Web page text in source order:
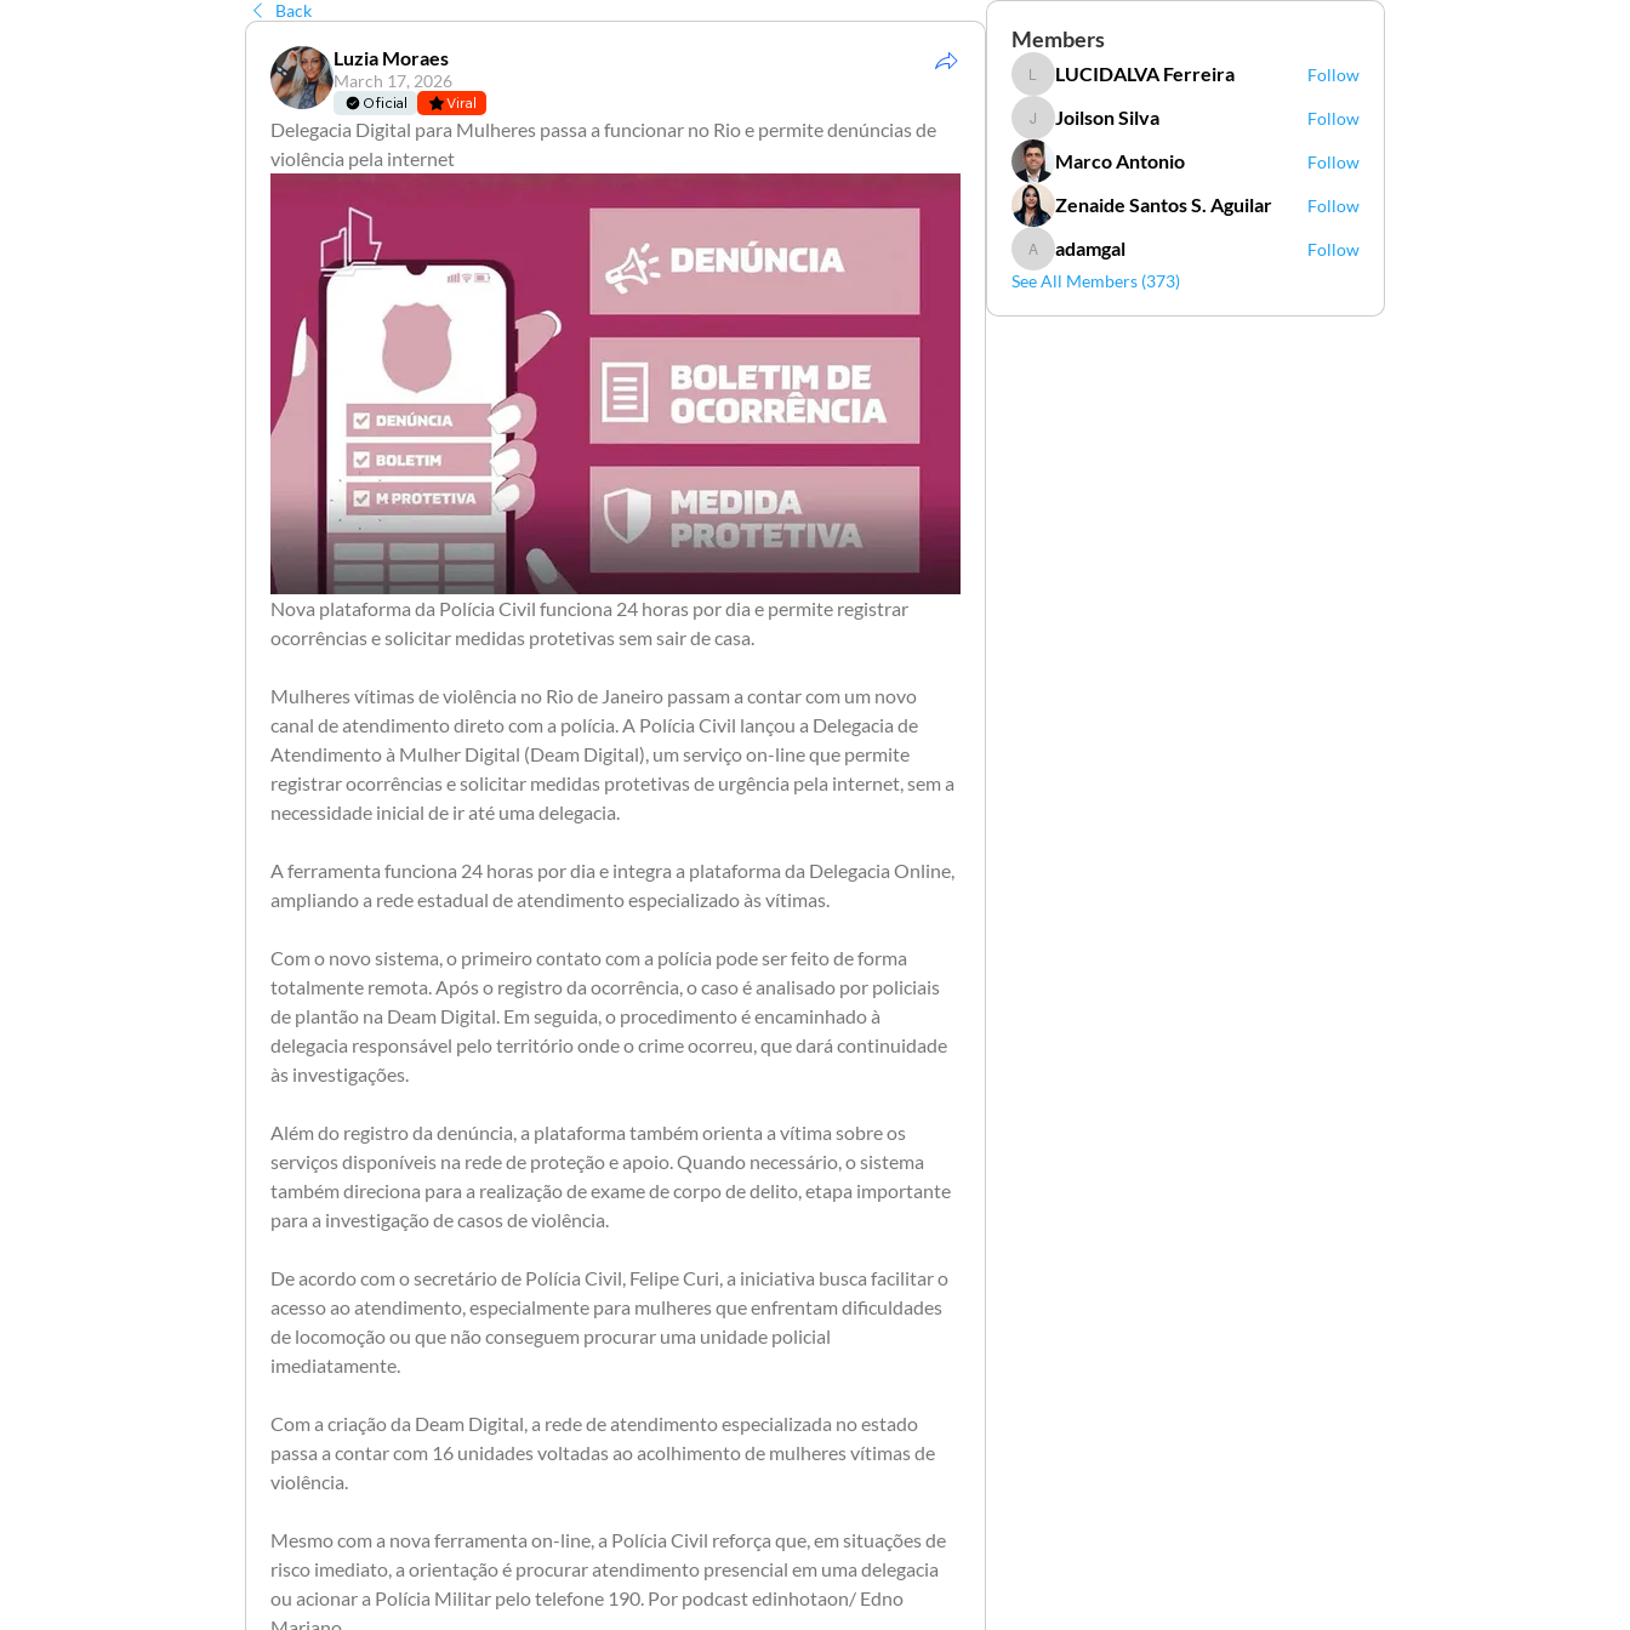
Back
Luzia Moraes
March 17, 2026
Oficial Viral
Delegacia Digital para Mulheres passa a funcionar no Rio e permite denúncias de
violência pela internet
Nova plataforma da Polícia Civil funciona 24 horas por dia e permite registrar
ocorrências e solicitar medidas protetivas sem sair de casa.
Mulheres vítimas de violência no Rio de Janeiro passam a contar com um novo
canal de atendimento direto com a polícia. A Polícia Civil lançou a Delegacia de
Atendimento à Mulher Digital (Deam Digital), um serviço on-line que permite
registrar ocorrências e solicitar medidas protetivas de urgência pela internet, sem a
necessidade inicial de ir até uma delegacia.
A ferramenta funciona 24 horas por dia e integra a plataforma da Delegacia Online,
ampliando a rede estadual de atendimento especializado às vítimas.
Com o novo sistema, o primeiro contato com a polícia pode ser feito de forma
totalmente remota. Após o registro da ocorrência, o caso é analisado por policiais
de plantão na Deam Digital. Em seguida, o procedimento é encaminhado à
delegacia responsável pelo território onde o crime ocorreu, que dará continuidade
às investigações.
Além do registro da denúncia, a plataforma também orienta a vítima sobre os
serviços disponíveis na rede de proteção e apoio. Quando necessário, o sistema
também direciona para a realização de exame de corpo de delito, etapa importante
para a investigação de casos de violência.
De acordo com o secretário de Polícia Civil, Felipe Curi, a iniciativa busca facilitar o
acesso ao atendimento, especialmente para mulheres que enfrentam dificuldades
de locomoção ou que não conseguem procurar uma unidade policial
imediatamente.
Com a criação da Deam Digital, a rede de atendimento especializada no estado
passa a contar com 16 unidades voltadas ao acolhimento de mulheres vítimas de
violência.
Mesmo com a nova ferramenta on-line, a Polícia Civil reforça que, em situações de
risco imediato, a orientação é procurar atendimento presencial em uma delegacia
ou acionar a Polícia Militar pelo telefone 190. Por podcast edinhotaon/ Edno
Members
LUCIDALVA Ferreira
LUCIDALVA Ferreira Follow
Joilson Silva
Joilson Silva Follow
Marco Antonio Follow
Zenaide Santos S. Aguilar Follow
adamgal
adamgal
Follow
See All Members (373)